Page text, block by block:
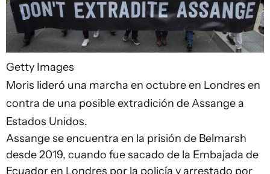
Getty Images
Moris lideró una marcha en octubre en Londres en
contra de una posible extradición de Assange a
Estados Unidos.
Assange se encuentra en la prisión de Belmarsh
desde 2019, cuando fue sacado de la Embajada de
Ecuador en Londres por la policía y arrestado por